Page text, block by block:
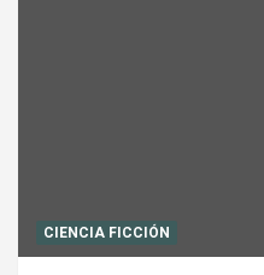
CIENCIA FICCIÓN